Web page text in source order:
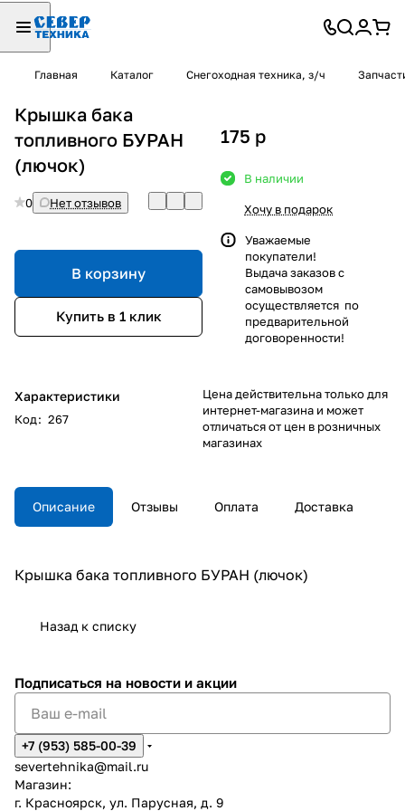
Главная Каталог Снегоходная техника, з/ч
Крышка бака
топливного БУРАН
(лючок)
0 Нет отзывов
В корзину
Купить в 1 клик
Характеристики
Код: 267
175 p
В наличии
Хочу в подарок
Уважаемые
покупатели!
Выдача заказов с
самовывозом
осуществляется по
предварительной
договоренности!
Цена действительна только для
интернет-магазина и может
отличаться от цен в розничных
магазинах
Описание Отзывы Оплата Доставка
Крышка бака топливного БУРАН (лючок)
Назад к списку
Подписаться на новости и акции
+7 (953) 585-00-39
severtehnika@mail.ru
Магазин:
г. Красноярск, ул. Парусная, д. 9